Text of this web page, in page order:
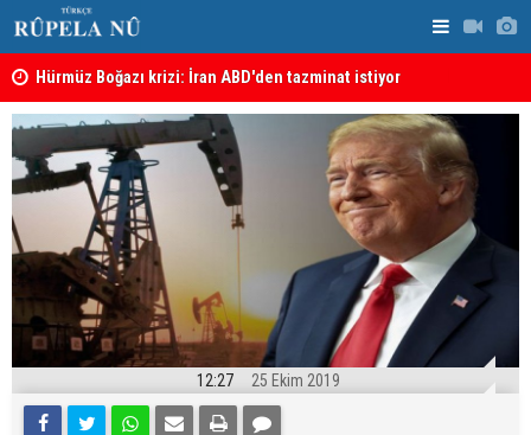
Hürmüz Boğazı krizi: İran ABD'den tazminat istiyor
12:27 25 Ekim 2019